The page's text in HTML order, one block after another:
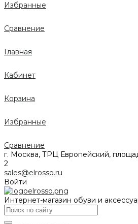
Избранные
Сравнение
Главная
Кабинет
Корзина
Избранные
Сравнение
г. Москва, ТРЦ Европейский,
2
sales@elrosso.ru
Войти
Интернет-магазин обуви и